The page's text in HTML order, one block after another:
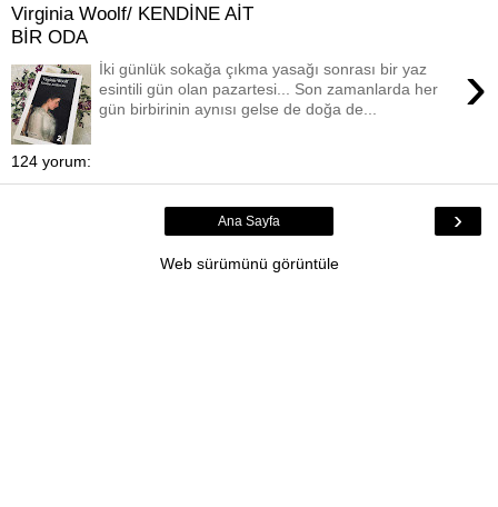
Virginia Woolf/ KENDİNE AİT
BİR ODA
›
İki günlük sokağa çıkma yasağı sonrası bir yaz
esintili gün olan pazartesi... Son zamanlarda her
gün birbirinin aynısı gelse de doğa de...
124 yorum:
›
Ana Sayfa
Web sürümünü görüntüle